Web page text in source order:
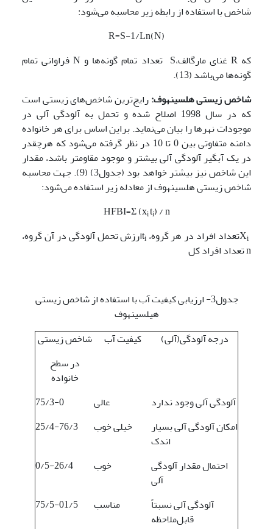
شاخص با استفاده از رابطه زیر محاسبه می‌شود:
R=S-1/Ln(N)
که R غنای مارگالف،S تعداد تمام گونه‌ها و N فراوانی تمام
گونه‌ها می‌باشد (13).
شاخص زیستی هلسینهوف:رایج‌ترین شاخص‌های زیستی است
که در سال 1998 اصلاح شده و تحمل به آلودگی آلی در
موجودات نهرها را بیان می‌نماید. براین اساس برای هر خانواده
دامنه متفاوتی بین 0 تا 10 در نظر گرفته می‌شود که هرچقدر
در یک آبگیر آلودگی آلی بیشتر و موجود مقاومتر باشد، مقدار
این شاخص نیز بیشتر خواهد بود (جدول3) (9). جهت محاسبه
شاخص زیستی هلسینهوف از معادله زیر استفاده می‌شود:
HFBI=Σ (xiti) / n
i تعداد افراد در هر گروه، ti ارزش تحمل آلودگی در آن گروه،
n تعداد افراد کل
جدول3- ارزیابی کیفیت آب با استفاده از شاخص زیستی
هیلسینهوف
درجه آلودگی(آلی)
کیفیت آب
شاخص زیستی
در سطح
خانواده
آلودگی آلی وجود ندارد
عالی
75/3-0
امکان آلودگی آلی بسیار
اندک
خیلی خوب 25/4-76/3
احتمال مقدار آلودگی
آلی
خوب 0/5-26/4
آلودگی آلی نسبتاً
قابل‌ملاحظه
مناسب 75/5-01/5